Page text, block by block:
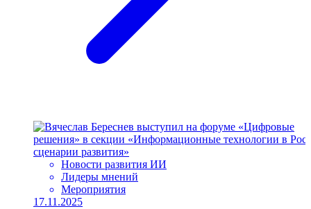
Новости развития ИИ
Лидеры мнений
Мероприятия
17.11.2025